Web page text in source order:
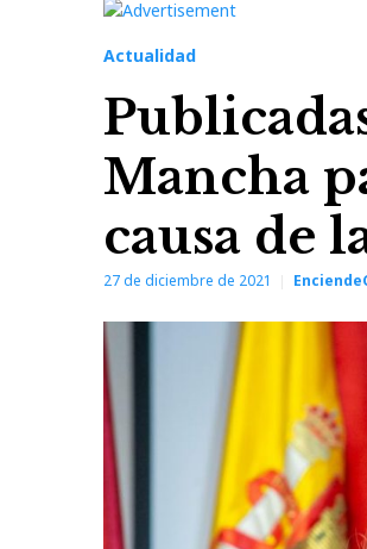
Actualidad
Mancha
causa de
27 de diciembre de 2021